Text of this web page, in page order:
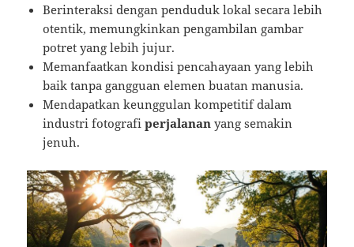
Berinteraksi dengan penduduk lokal secara lebih
otentik, memungkinkan pengambilan gambar
potret yang lebih jujur.
Memanfaatkan kondisi pencahayaan yang lebih
baik tanpa gangguan elemen buatan manusia.
Mendapatkan keunggulan kompetitif dalam
industri fotografiperjalanan yang semakin
jenuh.